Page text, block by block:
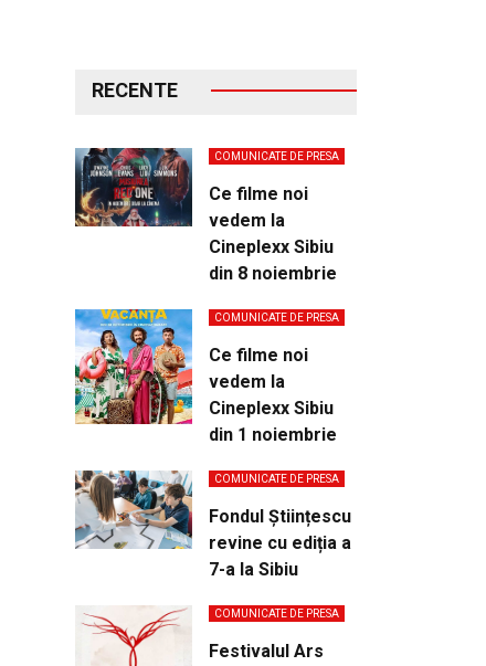
RECENTE
COMUNICATE DE PRESA
Ce filme noi
vedem la
Cineplexx Sibiu
din 8 noiembrie
COMUNICATE DE PRESA
Ce filme noi
vedem la
Cineplexx Sibiu
din 1 noiembrie
COMUNICATE DE PRESA
Fondul Științescu
revine cu ediția a
7-a la Sibiu
COMUNICATE DE PRESA
Festivalul Ars